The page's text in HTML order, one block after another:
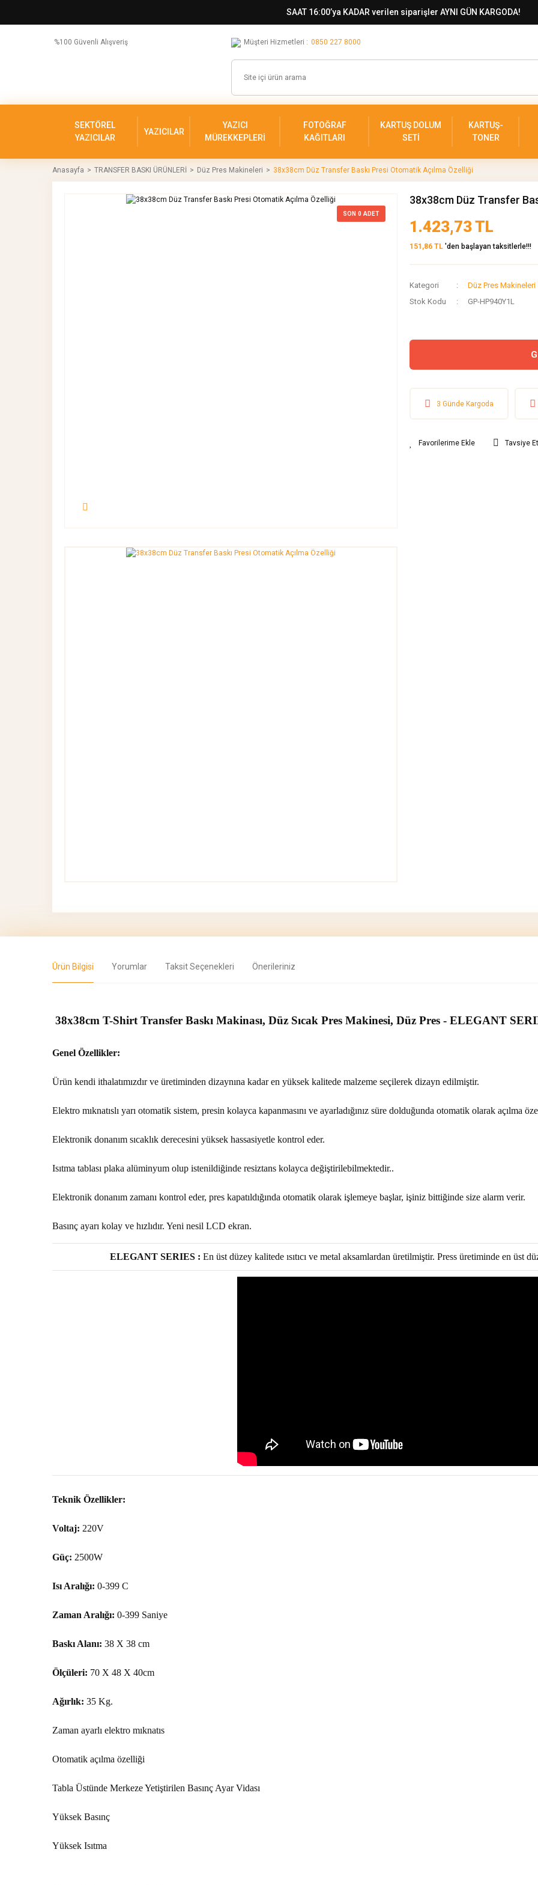
SAAT 16:00’ya KADAR verilen siparişler AYNI GÜN KARGODA!
%100 Güvenli Alışveriş Müşteri Hizmetleri : 0850 227 8000
SEKTÖREL
YAZICILAR
YAZICILAR
YAZICI
MÜREKKEPLERİ
FOTOĞRAF
KAĞITLARI
KARTUŞ DOLUM
SETİ
KARTUŞ-
TONER
Anasayfa TRANSFER BASKI ÜRÜNLERİ Düz Pres Makineleri 38x38cm Düz Transfer Baskı Presi Otomatik Açılma Özelliği
SON 0 ADET
38x38cm Düz Transfer
1.423,73 TL
151,86 TL 'den başlayan taksitlerle!!!
Kategori
Düz Pres Makineleri
Stok Kodu
GP-HP940Y1L
3 Günde Kargoda
Tavsiye Et
Ürün Bilgisi Yorumlar Taksit Seçenekleri Önerileriniz
38x38cm T-Shirt Transfer Baskı Makinası, Düz Sıcak Pres Makinesi, Düz Pres - ELEGANT
Genel Özellikler:
Ürün kendi ithalatımızdır ve üretiminden dizaynına kadar en yüksek kalitede malzeme seçilerek dizayn edilmiştir.
Elektro mıknatıslı yarı otomatik sistem, presin kolayca kapanmasını ve ayarladığınız süre dolduğunda otomatik olarak açılma
Elektronik donanım sıcaklık derecesini yüksek hassasiyetle kontrol eder.
Isıtma tablası plaka alüminyum olup istenildiğinde resiztans kolayca değiştirilebilmektedir..
Elektronik donanım zamanı kontrol eder, pres kapatıldığında otomatik olarak işlemeye başlar, işiniz bittiğinde size alarm verir.
Basınç ayarı kolay ve hızlıdır. Yeni nesil LCD ekran.
ELEGANT SERIES : En üst düzey kalitede ısıtıcı ve metal aksamlardan üretilmiştir. Press üretiminde en üst
Teknik Özellikler:
Voltaj: 220V
Güç: 2500W
Isı Aralığı: 0-399 C
Zaman Aralığı: 0-399 Saniye
Baskı Alanı: 38 X 38 cm
Ölçüleri: 70 X 48 X 40cm
Ağırlık: 35 Kg.
Zaman ayarlı elektro mıknatıs
Otomatik açılma özelliği
Tabla Üstünde Merkeze Yetiştirilen Basınç Ayar Vidası
Yüksek Basınç
Yüksek Isıtma